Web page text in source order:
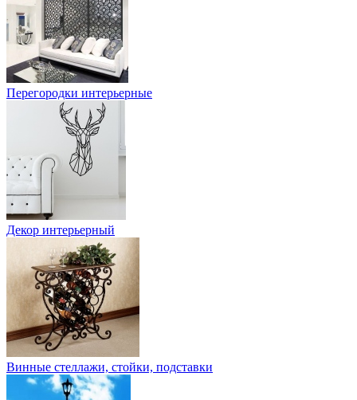
Перегородки интерьерные
Декор интерьерный
Винные стеллажи, стойки, подставки